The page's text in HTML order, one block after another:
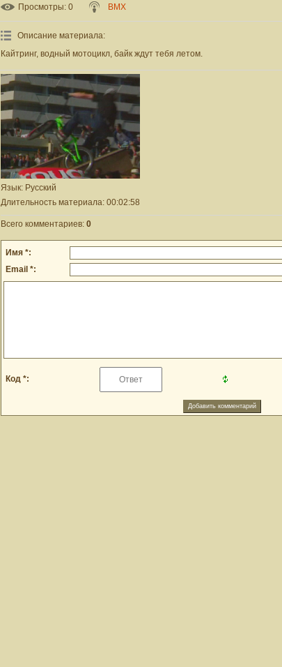
Просмотры: 0 BMX
Описание материала:
Кайтринг, водный мотоцикл, байк ждут тебя летом.
Язык: Русский
Длительность материала: 00:02:58
Всего комментариев: 0
Имя *:
Email *:
Код *: